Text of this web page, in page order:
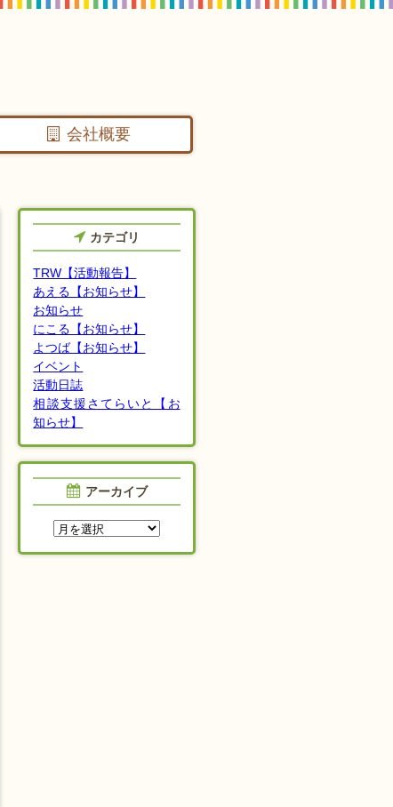
会社概要
カテゴリ
TRW【活動報告】
あえる【お知らせ】
お知らせ
にこる【お知らせ】
よつば【お知らせ】
イベント
活動日誌
相談支援さてらいと【お
知らせ】
アーカイブ